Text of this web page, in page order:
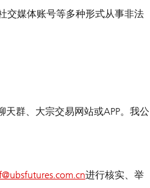
交媒体账号等多种形式从事非法
群、大宗交易网站或APP。我公
ubsfutures.com.cn进行核实、举